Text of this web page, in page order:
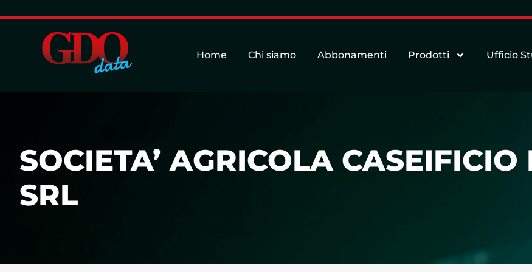
Home Chi siamo Abbonamenti Prodotti Ufficio
SOCIETA’ AGRICOLA
SRL